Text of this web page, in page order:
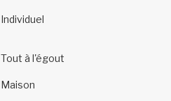
Individuel
Tout à l'égout
Maison